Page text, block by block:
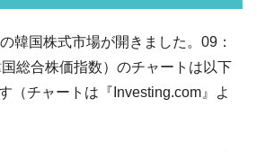
ほぼ半分「71台」しか売れなかっ
け
信用赦免を何回やっても、何回やっ
韓国株式市場が開きました。09：
国総合株価指数）のチャートは以下
（チャートは『Investing.com』よ